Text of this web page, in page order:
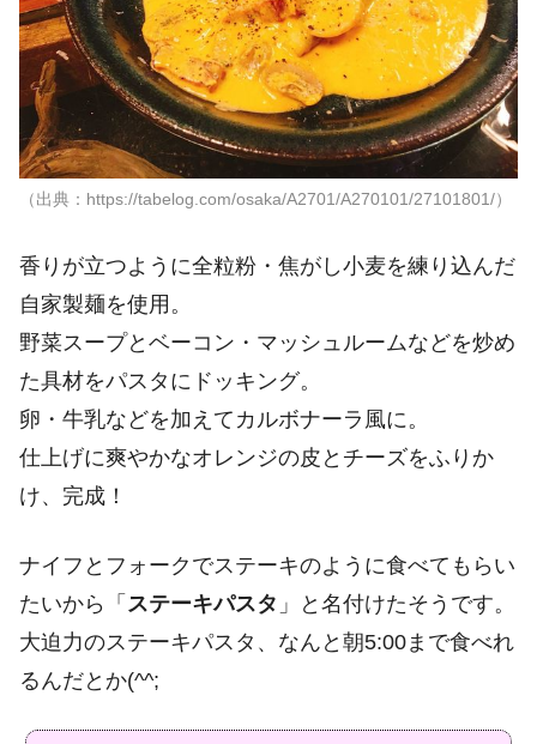
（出典：https://tabelog.com/osaka/A2701/A270101/27101801/）
香りが立つように全粒粉・焦がし小麦を練り込んだ
自家製麺を使用。
野菜スープとベーコン・マッシュルームなどを炒め
た具材をパスタにドッキング。
卵・牛乳などを加えてカルボナーラ風に。
仕上げに爽やかなオレンジの皮とチーズをふりか
け、完成！
ナイフとフォークでステーキのように食べてもらい
たいから「 ステーキパスタ 」と名付けたそうです。
大迫力のステーキパスタ、なんと朝5:00まで食べれ
るんだとか(^^;